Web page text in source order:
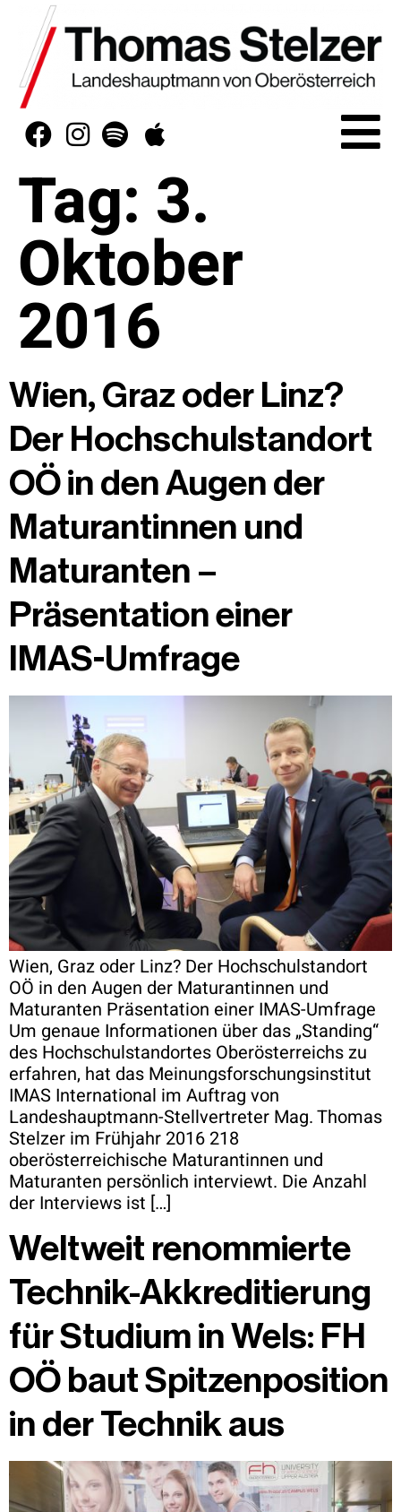
Tag: 3.
Oktober
2016
Wien, Graz oder Linz?
Der Hochschulstandort
OÖ in den Augen der
Maturantinnen und
Maturanten –
Präsentation einer
IMAS-Umfrage
Wien, Graz oder Linz? Der Hochschulstandort
OÖ in den Augen der Maturantinnen und
Maturanten Präsentation einer IMAS-Umfrage
Um genaue Informationen über das „Standing“
des Hochschulstandortes Oberösterreichs zu
erfahren, hat das Meinungsforschungsinstitut
IMAS International im Auftrag von
Landeshauptmann-Stellvertreter Mag. Thomas
Stelzer im Frühjahr 2016 218
oberösterreichische Maturantinnen und
Maturanten persönlich interviewt. Die Anzahl
der Interviews ist […]
Weltweit renommierte
Technik-Akkreditierung
für Studium in Wels: FH
OÖ baut Spitzenposition
in der Technik aus